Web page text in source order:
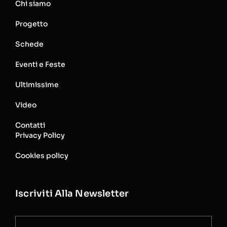
Chi siamo
Progetto
Schede
Eventi e Feste
Ultimissime
Video
Contatti
Privacy Policy
Cookies policy
Iscriviti Alla Newsletter